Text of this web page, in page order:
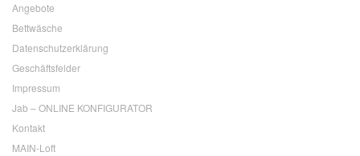
Angebote
Bettwäsche
Datenschutzerklärung
Geschäftsfelder
Impressum
Jab – ONLINE KONFIGURATOR
Kontakt
MAIN-Loft